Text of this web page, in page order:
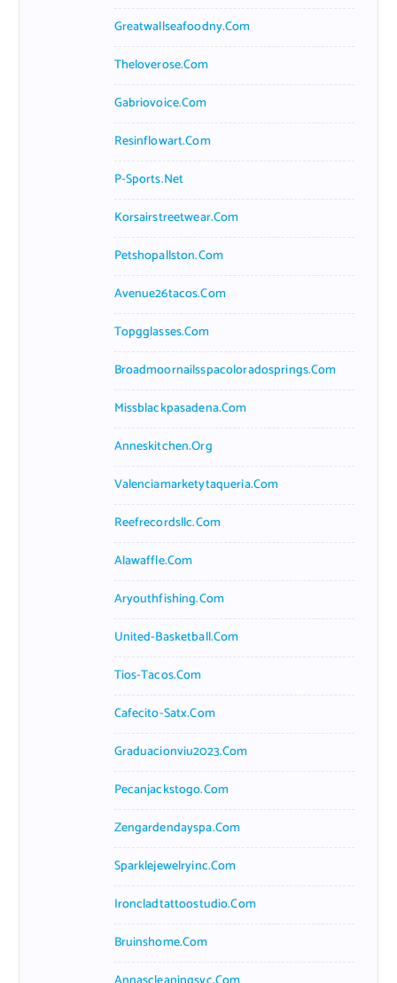
Greatwallseafoodny.com
Theloverose.com
Gabriovoice.com
Resinflowart.com
P-Sports.net
Korsairstreetwear.com
Petshopallston.com
Avenue26tacos.com
Topgglasses.com
Broadmoornailsspacoloradosprings.com
Missblackpasadena.com
Anneskitchen.org
Valenciamarketytaqueria.com
Reefrecordsllc.com
Alawaffle.com
Aryouthfishing.com
United-Basketball.com
Tios-Tacos.com
Cafecito-Satx.com
Graduacionviu2023.com
Pecanjackstogo.com
Zengardendayspa.com
Sparklejewelryinc.com
Ironcladtattoostudio.com
Bruinshome.com